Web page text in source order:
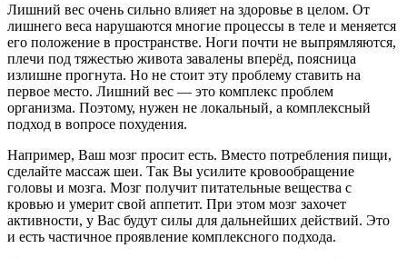
Лишний вес очень сильно влияет на здоровье в целом. От
лишнего веса нарушаются многие процессы в теле и меняется
его положение в пространстве. Ноги почти не выпрямляются,
плечи под тяжестью живота завалены вперёд, поясница
излишне прогнута. Но не стоит эту проблему ставить на
первое место. Лишний вес — это комплекс проблем
организма. Поэтому, нужен не локальный, а комплексный
подход в вопросе похудения.
Например, Ваш мозг просит есть. Вместо потребления пищи,
сделайте массаж шеи. Так Вы усилите кровообращение
головы и мозга. Мозг получит питательные вещества с
кровью и умерит свой аппетит. При этом мозг захочет
активности, у Вас будут силы для дальнейших действий. Это
и есть частичное проявление комплексного подхода.